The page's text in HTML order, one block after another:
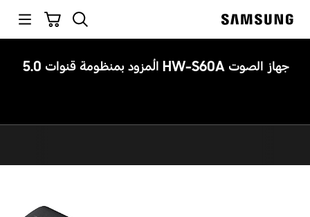
جهاز الصوت HW-S60A المُزود بمنظومة قنوات 5.0